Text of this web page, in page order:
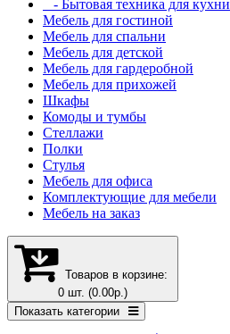
- Бытовая техника для кухни
Мебель для гостиной
Мебель для спальни
Мебель для детской
Мебель для гардеробной
Мебель для прихожей
Шкафы
Комоды и тумбы
Стеллажи
Полки
Стулья
Мебель для офиса
Комплектующие для мебели
Мебель на заказ
Товаров в корзине:
0 шт. (0.00р.)
Показать категории